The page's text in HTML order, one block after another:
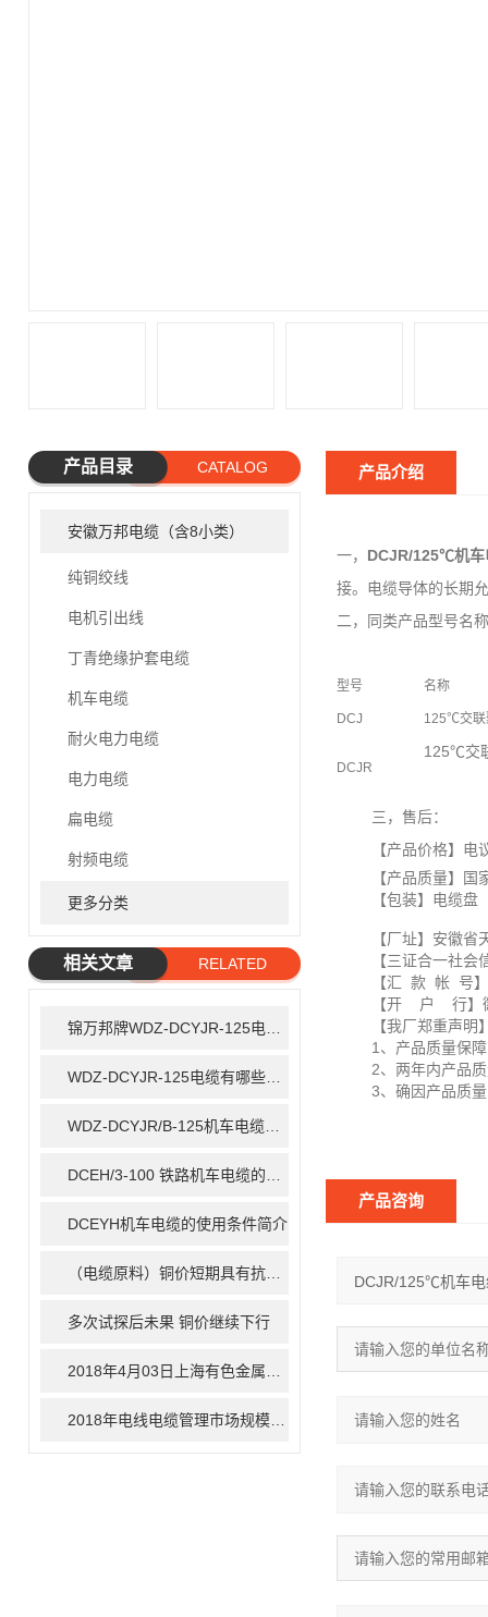
产品目录 CATALOG
安徽万邦电缆（含8小类）
纯铜绞线
电机引出线
丁青绝缘护套电缆
机车电缆
耐火电力电缆
电力电缆
扁电缆
射频电缆
更多分类
相关文章
RELATED
DCEYH机车电缆的使用条件简介
多次试探后未果 铜价继续下行
产品介绍
一， DCJR/125℃机车
接。电缆导体的长期
二，同类产品型号名称
型号 名称
DCJ 125℃交联
DCJR
125℃交
三，售后：
【产品价格】电议
【产品质量】国家
【包装】电缆盘
【厂址】安徽省天
【三证合一社会信
【汇 款 帐 号】
【开 户 行】徽
【我厂郑重声明
1、产品质量保障
2、两年内产品质
3、确因产品质量
产品咨询